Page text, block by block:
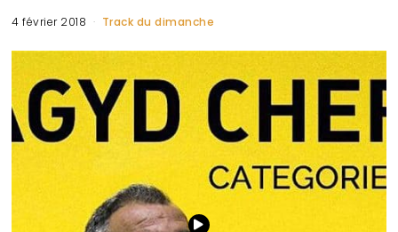
4 février 2018 Track du dimanche